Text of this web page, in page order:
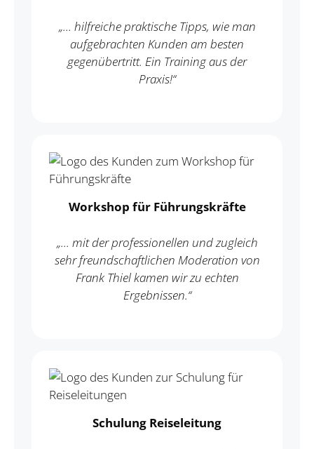
„… hilfreiche praktische Tipps, wie man
aufgebrachten Kunden am besten
gegenübertritt. Ein Training aus der
Praxis!“
Workshop für Führungskräfte
„… mit der professionellen und zugleich
sehr freundschaftlichen Moderation von
Frank Thiel kamen wir zu echten
Ergebnissen.“
Schulung Reiseleitung